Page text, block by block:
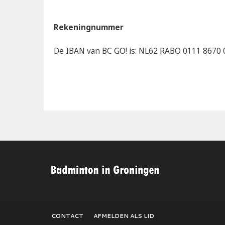
Rekeningnummer
De IBAN van BC GO! is: NL62 RABO 0111 8670
CONTACT AFMELDEN ALS LID